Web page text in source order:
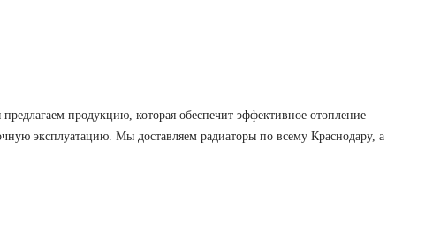
продукцию, которая обеспечит эффективное отопление
эксплуатацию. Мы доставляем радиаторы по всему Краснодару, а